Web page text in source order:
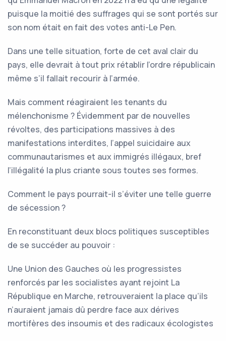
puisque la moitié des suffrages qui se sont portés sur
son nom était en fait des votes anti-Le Pen.
Dans une telle situation, forte de cet aval clair du
pays, elle devrait à tout prix rétablir l’ordre républicain
même s’il fallait recourir à l’armée.
Mais comment réagiraient les tenants du
mélenchonisme ? Évidemment par de nouvelles
révoltes, des participations massives à des
manifestations interdites, l’appel suicidaire aux
communautarismes et aux immigrés illégaux, bref
l’illégalité la plus criante sous toutes ses formes.
Comment le pays pourrait-il s’éviter une telle guerre
de sécession ?
En reconstituant deux blocs politiques susceptibles
de se succéder au pouvoir :
Une Union des Gauches où les progressistes
renforcés par les socialistes ayant rejoint La
République en Marche, retrouveraient la place qu’ils
n’auraient jamais dû perdre face aux dérives
mortifères des insoumis et des radicaux écologistes